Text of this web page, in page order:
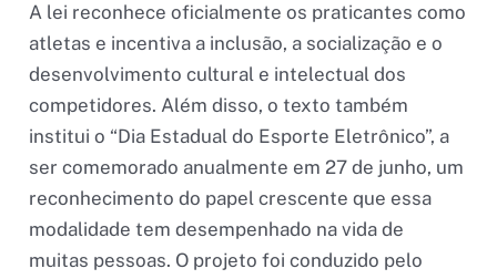
A lei reconhece oficialmente os praticantes como
atletas e incentiva a inclusão, a socialização e o
desenvolvimento cultural e intelectual dos
competidores. Além disso, o texto também
institui o “Dia Estadual do Esporte Eletrônico”, a
ser comemorado anualmente em 27 de junho, um
reconhecimento do papel crescente que essa
modalidade tem desempenhado na vida de
muitas pessoas. O projeto foi conduzido pelo